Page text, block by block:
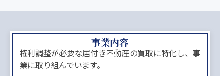
事業内容
権利調整が必要な居付き不動産の買取に特化し、事
業に取り組んでいます。